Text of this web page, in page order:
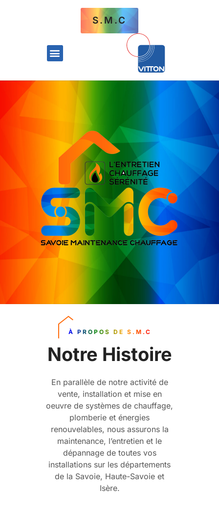
S.M.C
À PROPOS DE S.M.C
Notre Histoire
En parallèle de notre activité de
vente, installation et mise en
oeuvre de systèmes de chauffage,
plomberie et énergies
renouvelables, nous assurons la
maintenance, l’entretien et le
dépannage de toutes vos
installations sur les départements
de la Savoie, Haute-Savoie et
Isère.